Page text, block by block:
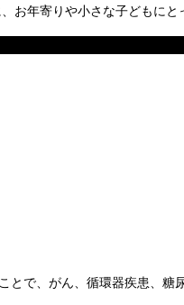
年寄りや小さな子どもに
で、がん、循環器疾患、糖